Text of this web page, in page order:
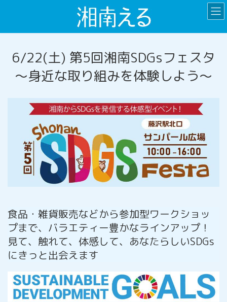
6/22(土) 第5回湘南SDGsフェスタ
〜身近な取り組みを体験しよう〜
食品・雑貨販売などから参加型ワークショッ
プまで、バラエティー豊かなラインアップ！
見て、触れて、体感して、あなたらしいSDGs
にきっと出会えます